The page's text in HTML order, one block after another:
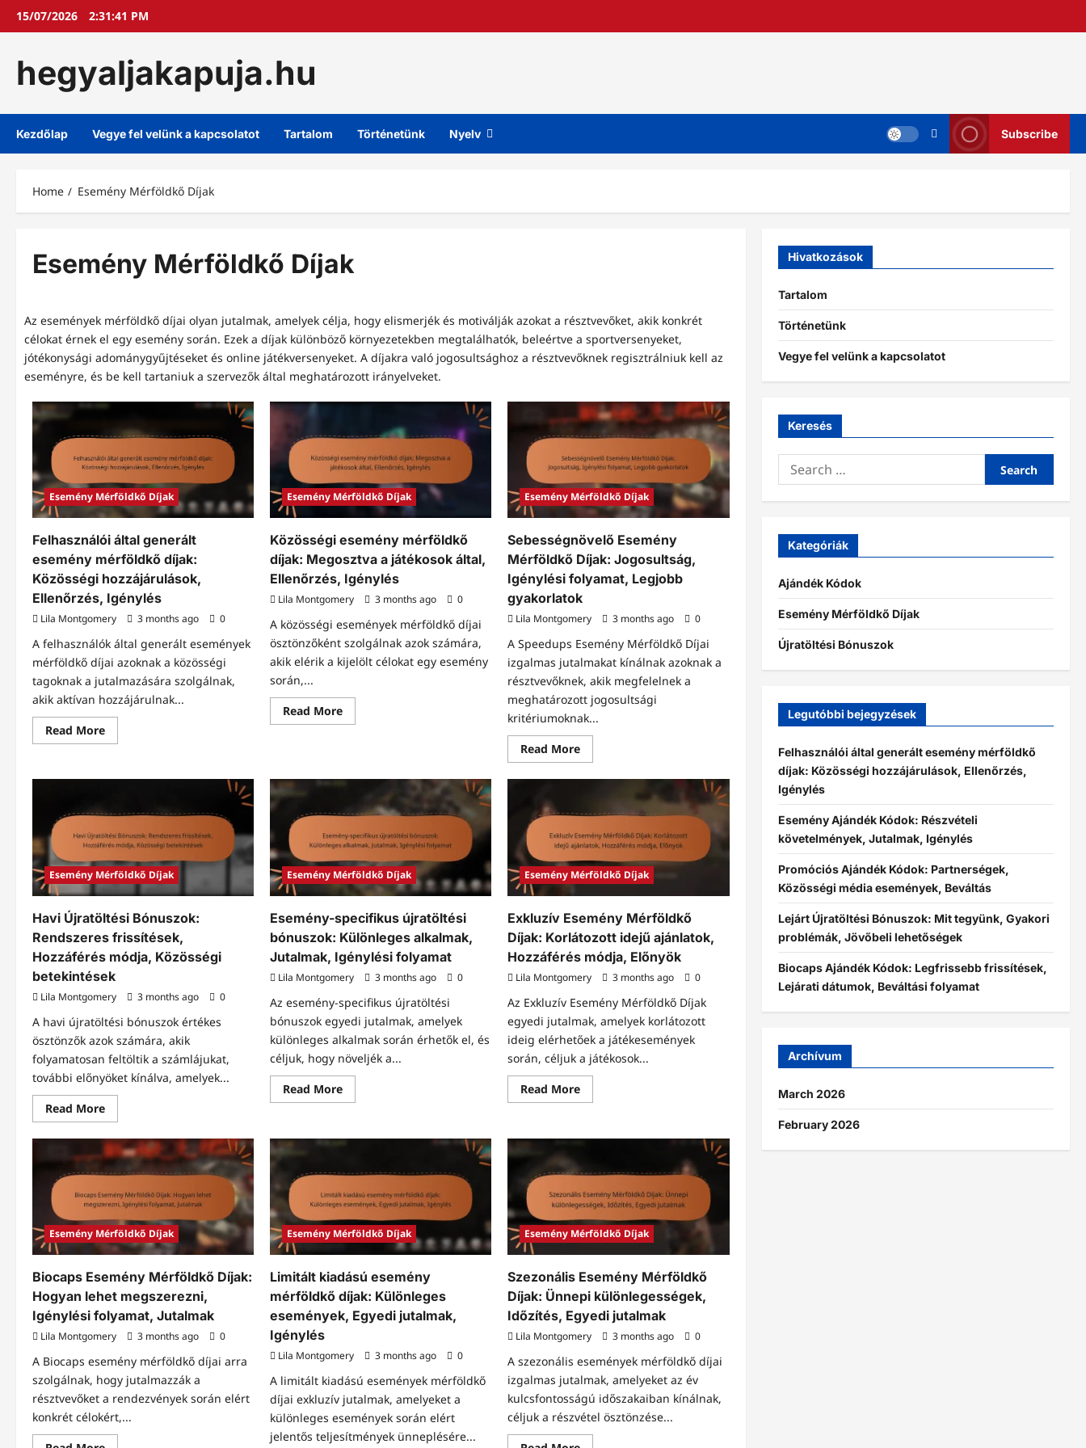
Skip15/07/2026 2:31:42 PM
hegyaljakapuja.hu
Kezdőlap Vegye fel velünk a kapcsolatot Tartalom Történetünk Nyelv Subscribe
Home Esemény Mérföldkő Díjak
Esemény Mérföldkő Díjak
Az események mérföldkő díjai olyan jutalmak, amelyek célja, hogy elismerjék és motiválják azokat a résztvevőket, akik konkrét
célokat érnek el egy esemény során. Ezek a díjak különböző környezetekben megtalálhatók, beleértve a sportversenyeket,
jótékonysági adománygyűjtéseket és online játékversenyeket. A díjakra való jogosultsághoz a résztvevőknek regisztrálniuk kell az
eseményre, és be kell tartaniuk a szervezők által meghatározott irányelveket.
Esemény Mérföldkő Díjak
Felhasználói által generált
esemény mérföldkő díjak:
Közösségi hozzájárulások,
Ellenőrzés, Igénylés
Lila Montgomery 3 months ago 0
A felhasználók által generált események
mérföldkő díjai azoknak a közösségi
tagoknak a jutalmazására szolgálnak,
akik aktívan hozzájárulnak...
Read MoreRead
more
díjak:
Közösségi
hozzájárulások,
Ellenőrzés,
Igénylés
Esemény Mérföldkő Díjak
Közösségi esemény mérföldkő
díjak: Megosztva a játékosok által,
Ellenőrzés, Igénylés
Lila Montgomery 3 months ago 0
A közösségi események mérföldkő díjai
ösztönzőként szolgálnak azok számára,
akik elérik a kijelölt célokat egy esemény
során,...
Read MoreRead
more
díjak:
Megosztva
játékosok
Ellenőrzés,
Igénylés
Esemény Mérföldkő Díjak
Sebességnövelő Esemény
Mérföldkő Díjak: Jogosultság,
Igénylési folyamat, Legjobb
gyakorlatok
Lila Montgomery 3 months ago 0
A Speedups Esemény Mérföldkő Díjai
izgalmas jutalmakat kínálnak azoknak a
résztvevőknek, akik megfelelnek a
meghatározott jogosultsági
kritériumoknak...
Read MoreRead
more
Sebességnövelő
Mérföldkő
Díjak:
Igénylési
folyamat,
Legjobb
gyakorlatok
Esemény Mérföldkő Díjak
Havi Újratöltési Bónuszok:
Rendszeres frissítések,
Hozzáférés módja, Közösségi
betekintések
Lila Montgomery 3 months ago 0
A havi újratöltési bónuszok értékes
ösztönzők azok számára, akik
folyamatosan feltöltik a számlájukat,
további előnyöket kínálva, amelyek...
Read MoreRead
more
Havi
Újratöltési
Bónuszok:
Rendszeres
Hozzáférés
módja,
Közösségi
betekintések
Esemény Mérföldkő Díjak
Esemény-specifikus újratöltési
bónuszok: Különleges alkalmak,
Jutalmak, Igénylési folyamat
Lila Montgomery 3 months ago 0
Az esemény-specifikus újratöltési
bónuszok egyedi jutalmak, amelyek
különleges alkalmak során érhetők el, és
céljuk, hogy növeljék a...
Read MoreRead
more
újratöltési
alkalmak,
Jutalmak,
Igénylési
folyamat
Esemény Mérföldkő Díjak
Exkluzív Esemény Mérföldkő
Díjak: Korlátozott idejű ajánlatok,
Hozzáférés módja, Előnyök
Lila Montgomery 3 months ago 0
Az Exkluzív Esemény Mérföldkő Díjak
egyedi jutalmak, amelyek korlátozott
ideig elérhetőek a játékesemények
során, céljuk a játékosok...
Read MoreRead
more
Korlátozott
idejű
ajánlatok,
Hozzáférés
módja,
Előnyök
Esemény Mérföldkő Díjak
Biocaps Esemény Mérföldkő Díjak:
Hogyan lehet megszerezni,
Igénylési folyamat, Jutalmak
Lila Montgomery 3 months ago 0
A Biocaps esemény mérföldkő díjai arra
szolgálnak, hogy jutalmazzák a
résztvevőket a rendezvények során elért
konkrét célokért,...
Esemény Mérföldkő Díjak
Limitált kiadású esemény
mérföldkő díjak: Különleges
események, Egyedi jutalmak,
Igénylés
Lila Montgomery 3 months ago 0
A limitált kiadású események mérföldkő
díjai exkluzív jutalmak, amelyeket a
különleges események során elért
jelentős teljesítmények ünneplésére...
Esemény Mérföldkő Díjak
Szezonális Esemény Mérföldkő
Díjak: Ünnepi különlegességek,
Időzítés, Egyedi jutalmak
Lila Montgomery 3 months ago 0
A szezonális események mérföldkő díjai
izgalmas jutalmak, amelyeket az év
kulcsfontosságú időszakaiban kínálnak,
céljuk a részvétel ösztönzése...
Hivatkozások
Tartalom
Történetünk
Vegye fel velünk a kapcsolatot
Keresés
Search
for:
Kategóriák
Ajándék Kódok
Esemény Mérföldkő Díjak
Újratöltési Bónuszok
Legutóbbi bejegyzések
Felhasználói által generált esemény mérföldkő
díjak: Közösségi hozzájárulások, Ellenőrzés,
Igénylés
Esemény Ajándék Kódok: Részvételi
követelmények, Jutalmak, Igénylés
Promóciós Ajándék Kódok: Partnerségek,
Közösségi média események, Beváltás
Lejárt Újratöltési Bónuszok: Mit tegyünk, Gyakori
problémák, Jövőbeli lehetőségek
Biocaps Ajándék Kódok: Legfrissebb frissítések,
Lejárati dátumok, Beváltási folyamat
Archívum
March 2026
February 2026